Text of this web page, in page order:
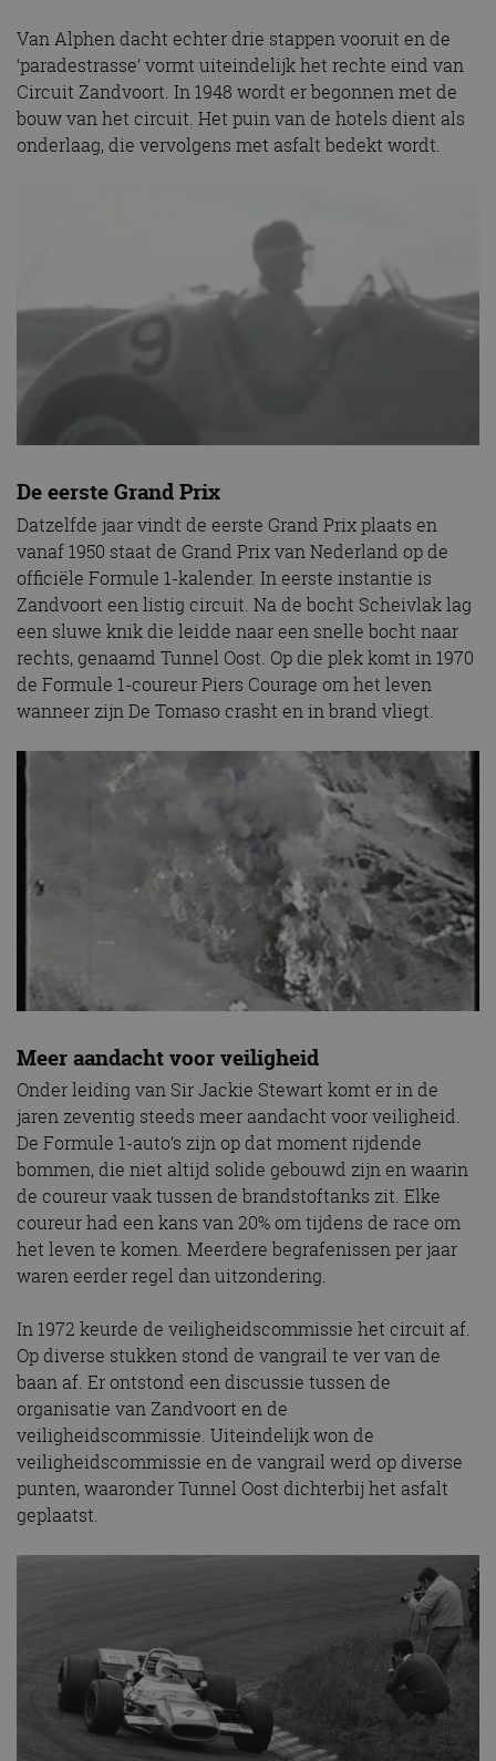
Van Alphen dacht echter drie stappen vooruit en de
‘paradestrasse’ vormt uiteindelijk het rechte eind van
Circuit Zandvoort. In 1948 wordt er begonnen met de
bouw van het circuit. Het puin van de hotels dient als
onderlaag, die vervolgens met asfalt bedekt wordt.
De eerste Grand Prix
Datzelfde jaar vindt de eerste Grand Prix plaats en
vanaf 1950 staat de Grand Prix van Nederland op de
officiële Formule 1-kalender. In eerste instantie is
Zandvoort een listig circuit. Na de bocht Scheivlak lag
een sluwe knik die leidde naar een snelle bocht naar
rechts, genaamd Tunnel Oost. Op die plek komt in 1970
de Formule 1-coureur Piers Courage om het leven
wanneer zijn De Tomaso crasht en in brand vliegt.
Meer aandacht voor veiligheid
Onder leiding van Sir Jackie Stewart komt er in de
jaren zeventig steeds meer aandacht voor veiligheid.
De Formule 1-auto’s zijn op dat moment rijdende
bommen, die niet altijd solide gebouwd zijn en waarin
de coureur vaak tussen de brandstoftanks zit. Elke
coureur had een kans van 20% om tijdens de race om
het leven te komen. Meerdere begrafenissen per jaar
waren eerder regel dan uitzondering.
In 1972 keurde de veiligheidscommissie het circuit af.
Op diverse stukken stond de vangrail te ver van de
baan af. Er ontstond een discussie tussen de
organisatie van Zandvoort en de
veiligheidscommissie. Uiteindelijk won de
veiligheidscommissie en de vangrail werd op diverse
punten, waaronder Tunnel Oost dichterbij het asfalt
geplaatst.